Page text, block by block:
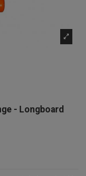
- Longboard